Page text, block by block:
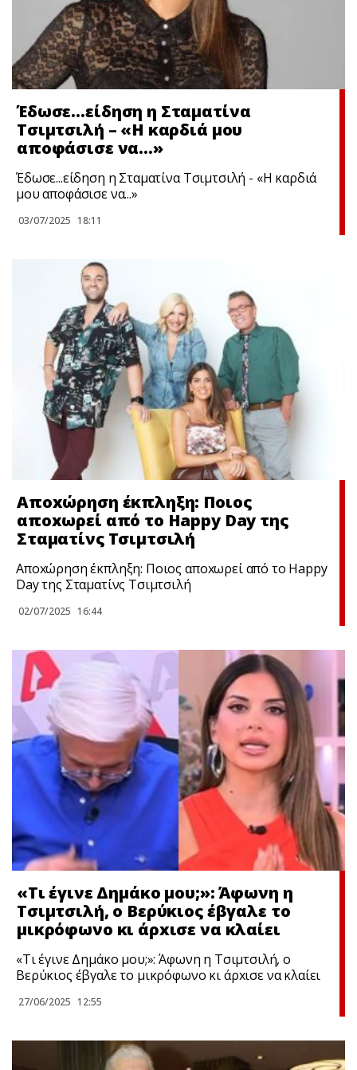
Έδωσε…είδηση η Σταματίνα
Τσιμτσιλή – «Η καρδιά μου
αποφάσισε να…»
Έδωσε...είδηση η Σταματίνα Τσιμτσιλή - «Η καρδιά
μου αποφάσισε να...»
03/07/2025 18:11
Αποxώρηση έκπληξη: Ποιος
αποxωρεί από το Happy Day της
Σταματίνς Τσιμτσιλή
Αποxώρηση έκπληξη: Ποιος αποxωρεί από το Happy
Day της Σταματίνς Τσιμτσιλή
02/07/2025 16:44
«Τι έγινε Δημάκο μου;»: Άφωνη η
Τσιμτσιλή, ο Βερύκιος έβγαλε το
μικρόφωνο κι άρxισε να κλαίει
«Τι έγινε Δημάκο μου;»: Άφωνη η Τσιμτσιλή, ο
Βερύκιος έβγαλε το μικρόφωνο κι άρxισε να κλαίει
27/06/2025 12:55